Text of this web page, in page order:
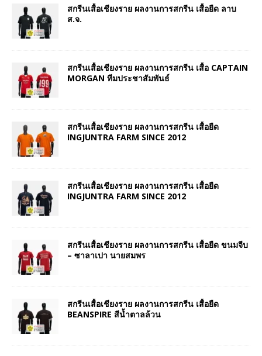
สกรีนเสื้อเชียงราย ผลงานการสกรีน เสื้อยืด ลาบ
ส.จ.
สกรีนเสื้อเชียงราย ผลงานการสกรีน เสื้อ CAPTAIN
MORGAN ทีมประชาสัมพันธ์
สกรีนเสื้อเชียงราย ผลงานการสกรีน เสื้อยืด
INGJUNTRA FARM SINCE 2012
สกรีนเสื้อเชียงราย ผลงานการสกรีน เสื้อยืด
INGJUNTRA FARM SINCE 2012
สกรีนเสื้อเชียงราย ผลงานการสกรีน เสื้อยืด ขนมจีบ
– ซาลาเปา นายสมพร
สกรีนเสื้อเชียงราย ผลงานการสกรีน เสื้อยืด
BEANSPIRE สีน้ำตาลล้วน